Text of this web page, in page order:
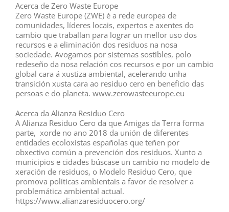
Acerca de Zero Waste Europe
Zero Waste Europe (ZWE) é a rede europea de
comunidades, líderes locais, expertos e axentes do
cambio que traballan para lograr un mellor uso dos
recursos e a eliminación dos residuos na nosa
sociedade. Avogamos por sistemas sostibles, polo
redeseño da nosa relación cos recursos e por un cambio
global cara á xustiza ambiental, acelerando unha
transición xusta cara ao residuo cero en beneficio das
persoas e do planeta. www.zerowasteeurope.eu
Acerca da Alianza Residuo Cero
A Alianza Residuo Cero da que Amigas da Terra forma
parte, xorde no ano 2018 da unión de diferentes
entidades ecoloxistas españolas que teñen por
obxectivo común a prevención dos residuos. Xunto a
municipios e cidades búscase un cambio no modelo de
xeración de residuos, o Modelo Residuo Cero, que
promova políticas ambientais a favor de resolver a
problemática ambiental actual.
https://www.alianzaresiduocero.org/